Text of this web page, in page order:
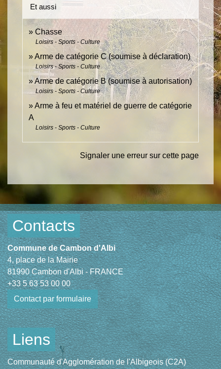
Et aussi
Chasse
Loisirs - Sports - Culture
Arme de catégorie C (soumise à déclaration)
Loisirs - Sports - Culture
Arme de catégorie B (soumise à autorisation)
Loisirs - Sports - Culture
Arme à feu et matériel de guerre de catégorie
A
Loisirs - Sports - Culture
Signaler une erreur sur cette page
Contacts
Commune de Cambon d'Albi
4, place de la Mairie
81990 Cambon d'Albi - FRANCE
+33 5 63 53 00 00
Contact par formulaire
Liens
Communauté d'Agglomération de l'Albigeois (C2A)